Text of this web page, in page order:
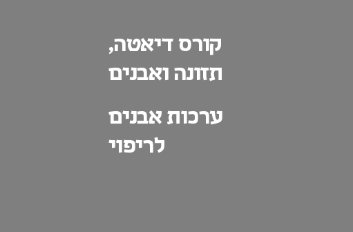
קורס דיאטה,
תזונה ואבנים
ערכות אבנים
לריפוי